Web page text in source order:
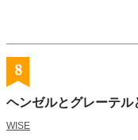
8
ヘンゼルとグレーテル
WISE